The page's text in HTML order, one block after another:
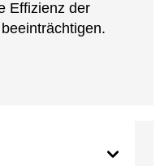
Effizienz der